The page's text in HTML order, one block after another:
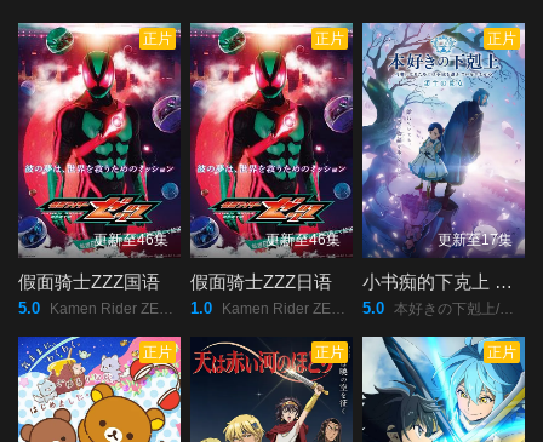
正片
更新至46集
假面骑士ZZZ国语
5.0 Kamen Rider ZEZTZ/假面骑士Zeztz/假面骑士ZZZ/假面骑士ZEZTZ/仮面ライダーゼッツ/
正片
更新至46集
假面骑士ZZZ日语
1.0 Kamen Rider ZEZTZ/假面骑士Zeztz/假面骑士ZZZ/假面骑士ZEZTZ/仮面ライダーゼッツ/
正片
更新至17集
小书痴的下克上 领主的养女
5.0 本好きの下剋上/領主の養女/
正片 正片 正片